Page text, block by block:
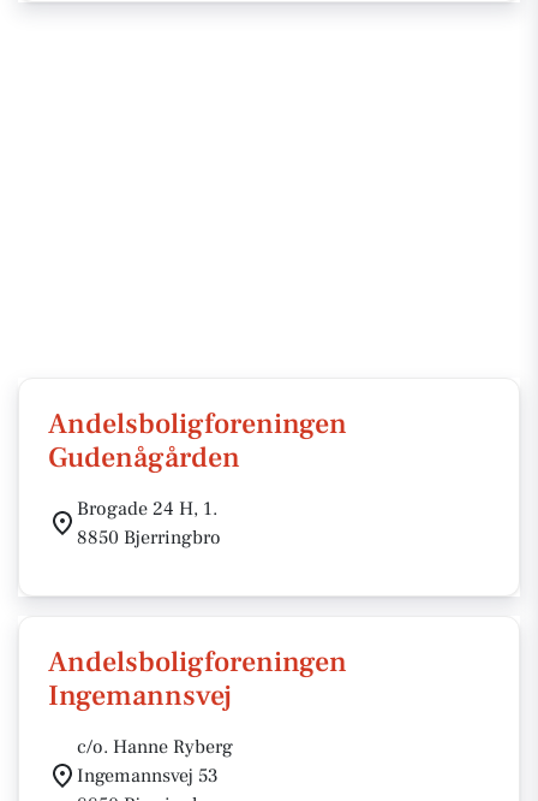
Andelsboligforeningen
Gudenågården
Brogade 24 H, 1.
8850 Bjerringbro
Andelsboligforeningen
Ingemannsvej
c/o. Hanne Ryberg
Ingemannsvej 53